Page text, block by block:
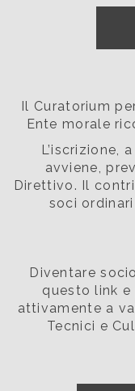
Il Curatorium
Ente morale
L’iscrizione,
avviene,
Direttivo. Il
soci
Diventare
questo link
attivamente a
Tecnici e